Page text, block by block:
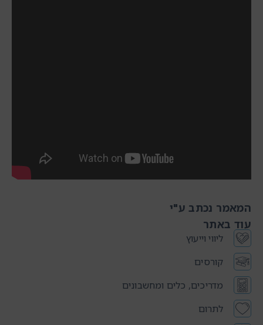
המאמר נכתב ע"י
עוד באתר
ליווי וייעוץ
קורסים
מדריכים, כלים ומחשבונים
לתרום